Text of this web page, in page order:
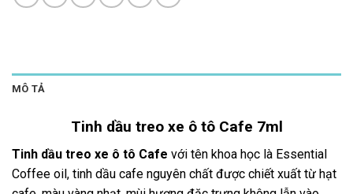
MÔ TẢ
Tinh dầu treo xe ô tô Cafe 7ml
Tinh dầu treo xe ô tô Cafe với tên khoa học là Essential
Coffee oil, tinh dầu cafe nguyên chất được chiết xuất từ hạt